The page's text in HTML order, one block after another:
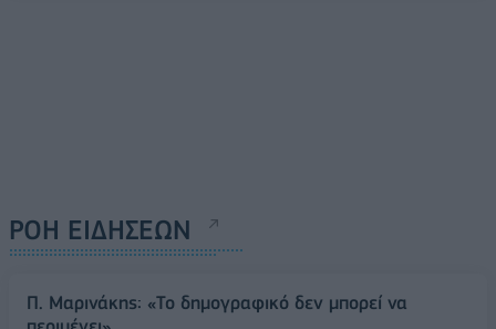
ΡΟΗ ΕΙΔΗΣΕΩΝ
Π. Μαρινάκης: «Το δημογραφικό δεν μπορεί να